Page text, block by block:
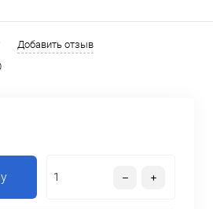
Добавить отзыв